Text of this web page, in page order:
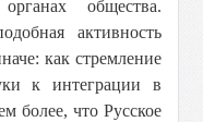
общества.
активность
как стремление
к интеграции в
более, что Русское